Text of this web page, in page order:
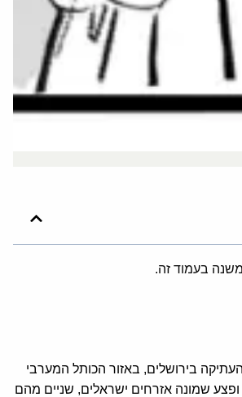
בעמוד זה.
בירושלים, באזור הכותל המערבי
שמונה אזרחים ישראלים, שניים מהם